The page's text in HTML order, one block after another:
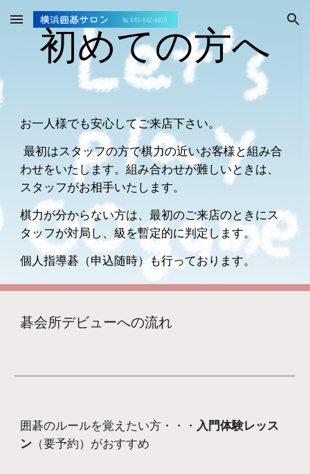
Skip to main content Skip to navigation
初めての方へ
お一人様でも安心してご来店下さい。
最初はスタッフの方で棋力の近いお客様と組み合
わせをいたします。組み合わせが難しいときは、
スタッフがお相手いたします。
棋力が分からない方は、最初のご来店のときにス
タッフが対局し、級を暫定的に判定します。
個人指導碁（申込随時）も行っております。
碁会所デビューへの流れ
囲碁のルールを覚えたい方・・・ 入門体験レッス
ン （要予約）がおすすめ